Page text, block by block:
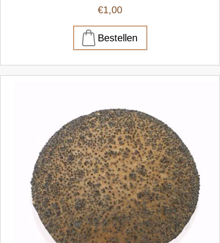
€1,00